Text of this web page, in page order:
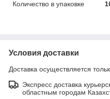
Количество в упаковке
Условия доставки
Доставка осуществляется
Экспресс доставка
областным городам